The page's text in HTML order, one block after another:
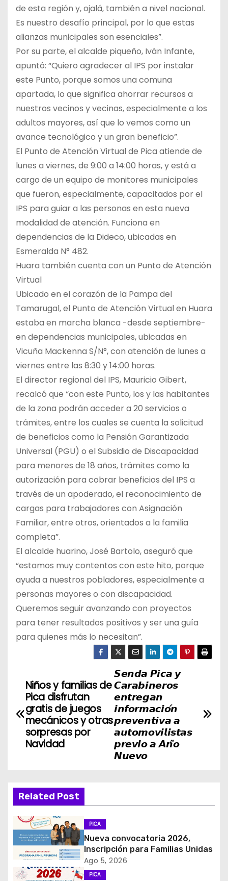
de esta región y, ojalá, también a nivel nacional.
Es nuestro desafío principal, por lo que estas
alianzas municipales son esenciales”.
Por su parte, el alcalde piqueño, Iván Infante,
apuntó: “Quiero agradecer al IPS por instalar
este Punto, porque somos una comuna
apartada, lo que significa ahorrar recursos a
nuestros vecinos y vecinas, especialmente a los
adultos mayores, así que lo vemos como un
avance tecnológico y un gran beneficio”.
El Punto de Atención Virtual de Pica atiende de
lunes a viernes, de 9:00 a 14:00 horas, y está a
cargo de un equipo de monitores municipales
que fueron, especialmente, capacitados por el
IPS para guiar a las personas en esta nueva
modalidad de atención. Funciona en
dependencias de la Dideco, ubicadas en
Esmeralda N° 482.
Huara también cuenta con un Punto de Atención
Virtual
Ubicado en el corazón de la Pampa del
Tamarugal, el Punto de Atención Virtual en Huara
estaba en marcha blanca -desde septiembre-
en dependencias municipales, ubicadas en
Vicuña Mackenna S/N°, con atención de lunes a
viernes entre las 8:30 y 14:00 horas.
El director regional del IPS, Mauricio Gibert,
recalcó que “con este Punto, los y las habitantes
de la zona podrán acceder a 20 servicios o
trámites, entre los cuales se cuenta la solicitud
de beneficios como la Pensión Garantizada
Universal (PGU) o el Subsidio de Discapacidad
para menores de 18 años, trámites como la
autorización para cobrar beneficios del IPS a
través de un apoderado, el reconocimiento de
cargas para trabajadores con Asignación
Familiar, entre otros, orientados a la familia
completa”.
El alcalde huarino, José Bartolo, aseguró que
“estamos muy contentos con este hito, porque
ayuda a nuestros pobladores, especialmente a
personas mayores o con discapacidad.
Queremos seguir avanzando con proyectos
para tener resultados positivos y ser una guía
para quienes más lo necesitan”.
N
v
a
c
i
ó
n
𝙎𝙚𝙣𝙙𝙖 𝙋𝙞𝙘𝙖 𝙮
𝘾𝙖𝙧𝙖𝙗𝙞𝙣𝙚𝙧𝙤𝙨
𝙚𝙣𝙩𝙧𝙚𝙜𝙖𝙣
𝙞𝙣𝙛𝙤𝙧𝙢𝙖𝙘𝙞𝙤́𝙣
𝙥𝙧𝙚𝙫𝙚𝙣𝙩𝙞𝙫𝙖 𝙖
𝙖𝙪𝙩𝙤𝙢𝙤𝙫𝙞𝙡𝙞𝙨𝙩𝙖𝙨
𝙥𝙧𝙚𝙫𝙞𝙤 𝙖 𝘼𝙣̃𝙤
𝙉𝙪𝙚𝙫𝙤
Niños y familias de
Pica disfrutan
gratis de juegos
mecánicos y otras
sorpresas por
Navidad
Related Post
PICA
Nueva convocatoria 2026,
Inscripción para Familias Unidas
Ago 5, 2026
PICA